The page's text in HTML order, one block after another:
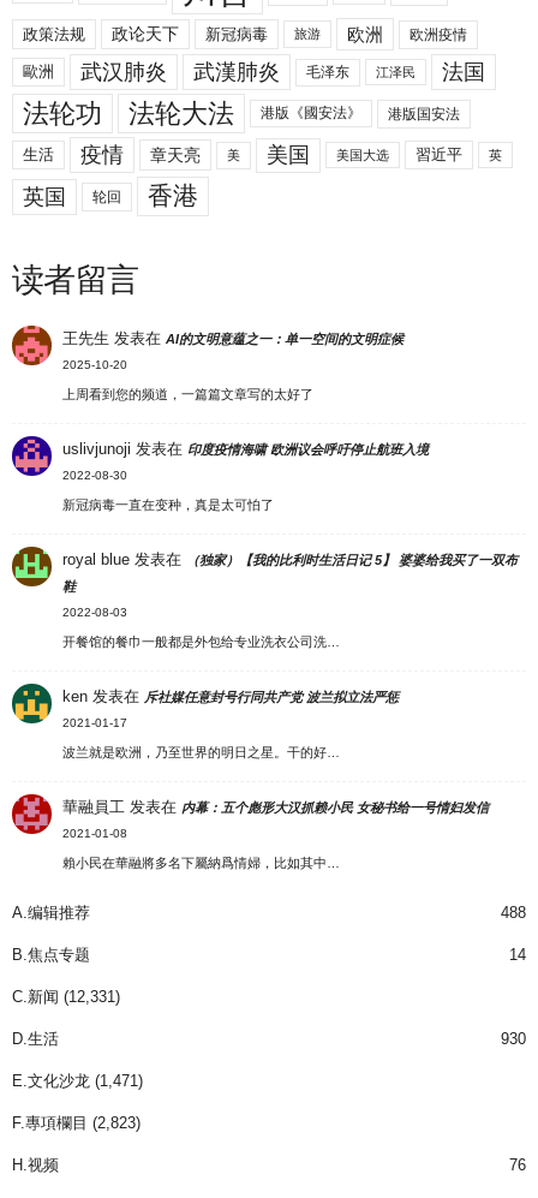
政策法规 政论天下 新冠病毒 旅游 欧洲 欧洲疫情
歐洲 武汉肺炎 武漢肺炎 毛泽东 江泽民 法国
法轮功 法轮大法 港版《國安法》 港版国安法
生活 疫情 章天亮 美 美国 美国大选 習近平 英
英国 轮回 香港
读者留言
王先生 发表在AI的文明意蕴之一：单一空间的文明症候
2025-10-20
上周看到您的频道，一篇篇文章写的太好了
uslivjunoji 发表在 印度疫情海啸 欧洲议会呼吁停止航班入境
2022-08-30
新冠病毒一直在变种，真是太可怕了
royal blue 发表在
（独家）【我的比利时生活日记 5】 婆婆给我买了一双布
鞋
2022-08-03
开餐馆的餐巾一般都是外包给专业洗衣公司洗…
ken 发表在 斥社媒任意封号行同共产党 波兰拟立法严惩
2021-01-17
波兰就是欧洲，乃至世界的明日之星。干的好…
華融員工 发表在 内幕：五个彪形大汉抓赖小民 女秘书给一号情妇发信
2021-01-08
賴小民在華融將多名下屬納爲情婦，比如其中…
A.编辑推荐 488
B.焦点专题 14
C.新闻 (12,331)
D.生活 930
E.文化沙龙 (1,471)
F.專項欄目 (2,823)
H.视频 76